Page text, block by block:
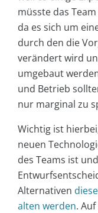
müsste das
da es sich um
durch den die
verändert wird
umgebaut
und Betrieb
nur marginal zu
Wichtig ist
neuen
des Teams ist
Alternativen
alten werden.